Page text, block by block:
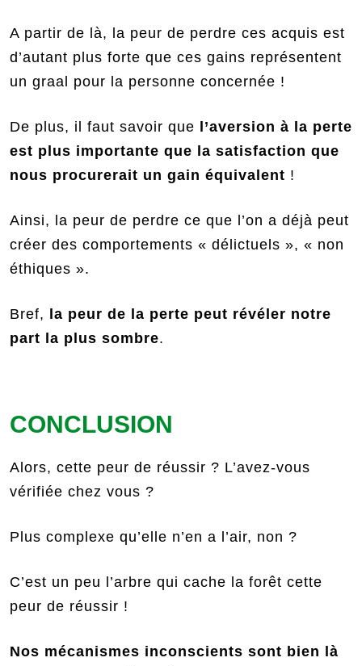
A partir de là, la peur de perdre ces acquis est
d’autant plus forte que ces gains représentent
un graal pour la personne concernée !
De plus, il faut savoir que l’aversion à la perte
est plus importante que la satisfaction que
nous procurerait un gain équivalent !
Ainsi, la peur de perdre ce que l’on a déjà peut
créer des comportements « délictuels », « non
éthiques ».
Bref, la peur de la perte peut révéler notre
part la plus sombre.
CONCLUSION
Alors, cette peur de réussir ? L’avez-vous
vérifiée chez vous ?
Plus complexe qu’elle n’en a l’air, non ?
C’est un peu l’arbre qui cache la forêt cette
peur de réussir !
Nos mécanismes inconscients sont bien là